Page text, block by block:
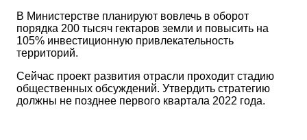
В Министерстве планируют вовлечь в оборот
порядка 200 тысяч гектаров земли и повысить на
105% инвестиционную привлекательность
территорий.
Сейчас проект развития отрасли проходит стадию
общественных обсуждений. Утвердить стратегию
должны не позднее первого квартала 2022 года.